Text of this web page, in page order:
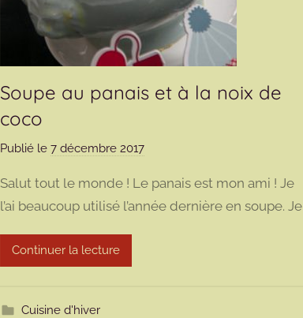
Soupe au panais et à la noix de
coco
Publié le 7 décembre 2017p
r
m
Salut tout le monde ! Le panais est mon ami ! Je
l’ai beaucoup utilisé l’année dernière en soupe. Je
Continuer la lecture
Cuisine d'hiver